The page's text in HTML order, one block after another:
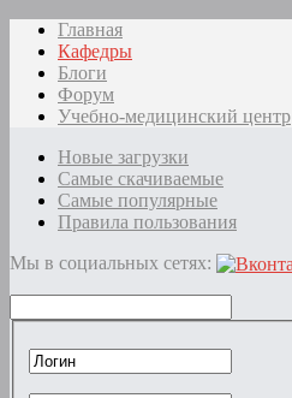
Главная
Кафедры
Блоги
Форум
Учебно-медицинский центр
Новые загрузки
Самые скачиваемые
Самые популярные
Правила пользования
Мы в социальных сетях: